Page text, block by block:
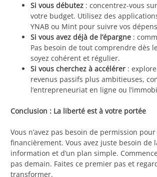
Si vous débutez : concentrez-vous
votre budget. Utilisez des
YNAB ou Mint pour suivre vos
Si vous avez déjà de l’épargne :
Pas besoin de tout comprendre dès
soyez cohérent et régulier.
Si vous cherchez à accélérer :
revenus passifs plus ambitieuses,
l’entrepreneuriat en ligne ou
Conclusion : La liberté est à votre portée
Vous n’avez pas besoin de permission
financièrement. Vous avez juste besoin de
information et d’un plan simple.
pas demain. Faites ce premier pas et
transformer.